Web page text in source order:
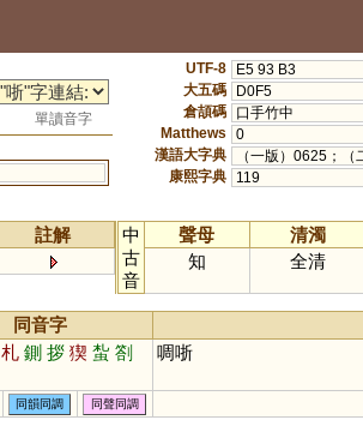
單讀音字
UTF-8
E5 93 B3
大五碼
D0F5
倉頡碼
口手竹中
Matthews
0
漢語大字典
（一版）0625；（
康熙字典
119
註解
中
古
音
聲母 清濁
知
全清
同音字
札 鍘 拶 猰 蚻 劄
啁哳
同韻同調 同聲同調